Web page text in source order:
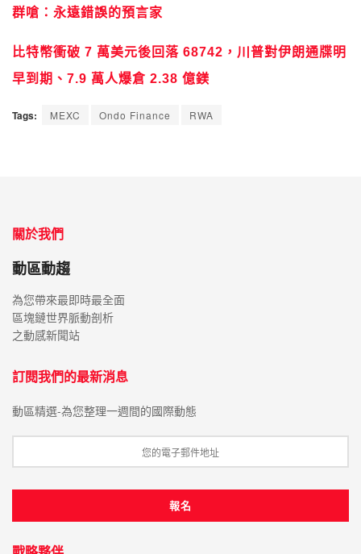
群嗆：永遠錯誤的預言家
比特幣衝破 7 萬美元後回落 68742，川普對伊朗通牒明
早到期、7.9 萬人爆倉 2.38 億鎂
Tags: MEXC Ondo Finance RWA
關於我們
動區動趨
為您帶來最即時最全面
區塊鏈世界脈動剖析
之動感新聞站
訂閱我們的最新消息
動區精選-為您整理一週間的國際動態